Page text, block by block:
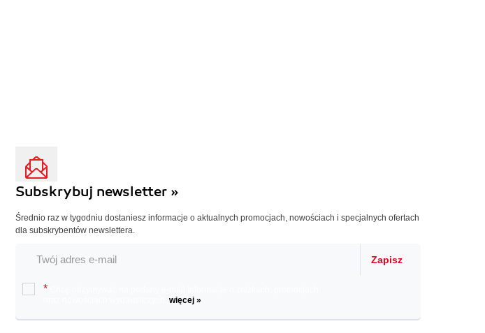
Subskrybuj newsletter »
Średnio raz w tygodniu dostaniesz informacje o aktualnych promocjach, nowościach i specjalnych ofertach
dla subskrybentów newslettera.
Zapisz
*
więcej »